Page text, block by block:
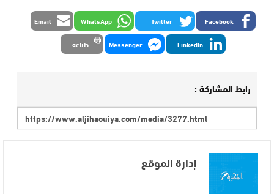
Facebook
Twitter
WhatsApp
Email
LinkedIn
Messenger طباعة
رابط المشاركة :
إدارة الموقع